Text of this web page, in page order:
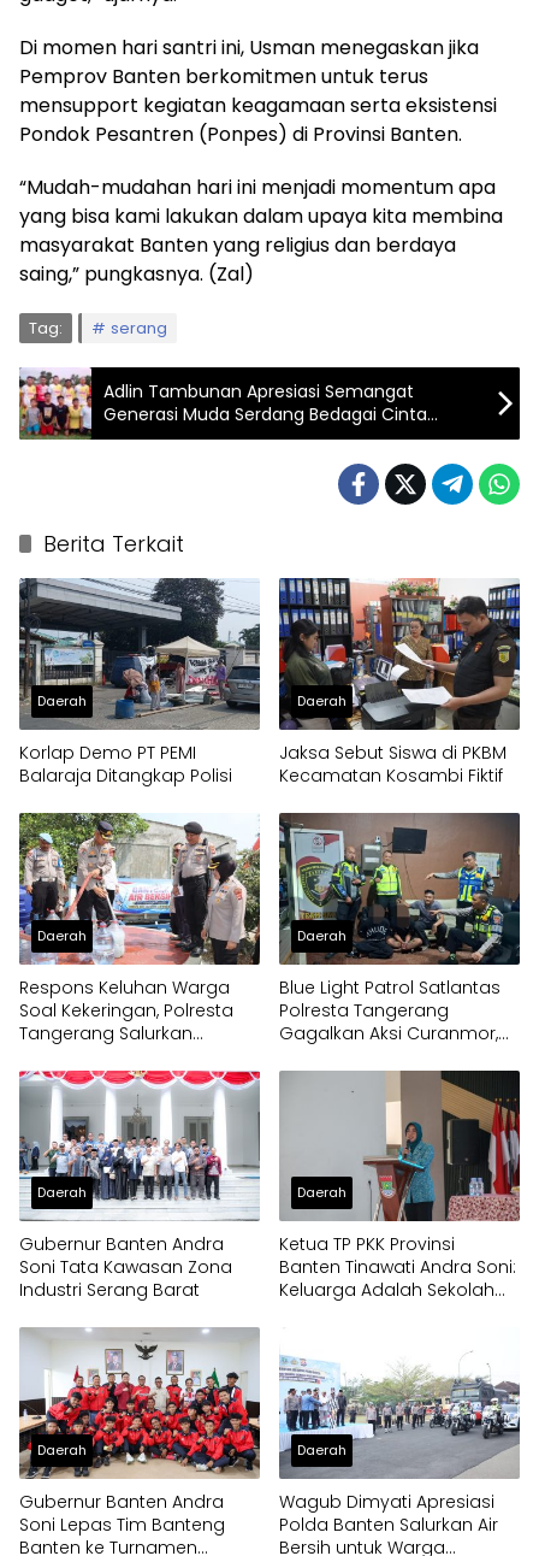
Di momen hari santri ini, Usman menegaskan jika
Pemprov Banten berkomitmen untuk terus
mensupport kegiatan keagamaan serta eksistensi
Pondok Pesantren (Ponpes) di Provinsi Banten.
“Mudah-mudahan hari ini menjadi momentum apa
yang bisa kami lakukan dalam upaya kita membina
masyarakat Banten yang religius dan berdaya
saing,” pungkasnya. (Zal)
Tag: serang
Adlin Tambunan Apresiasi Semangat
Generasi Muda Serdang Bedagai Cinta
Sepak Bola
Berita Terkait
Daerah
Korlap Demo PT PEMI
Balaraja Ditangkap Polisi
Daerah
Jaksa Sebut Siswa di PKBM
Kecamatan Kosambi Fiktif
Daerah
Respons Keluhan Warga
Soal Kekeringan, Polresta
Tangerang Salurkan
Panongan
Daerah
Blue Light Patrol Satlantas
Polresta Tangerang
Gagalkan Aksi Curanmor,
Daerah
Gubernur Banten Andra
Soni Tata Kawasan Zona
Industri Serang Barat
Daerah
Ketua TP PKK Provinsi
Banten Tinawati Andra Soni:
Keluarga Adalah Sekolah
Daerah
Gubernur Banten Andra
Soni Lepas Tim Banteng
Banten ke Turnamen
Daerah
Wagub Dimyati Apresiasi
Polda Banten Salurkan Air
Bersih untuk Warga